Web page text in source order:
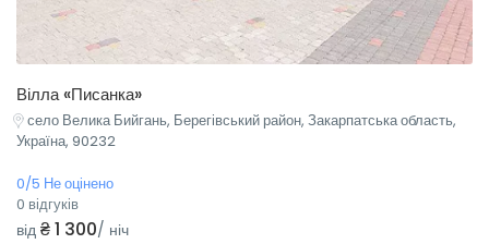
Вілла «Писанка»
село Велика Бийгань, Берегівський район, Закарпатська область,
Україна, 90232
0/5 Не оцінено
0 відгуків
від ₴ 1 300/ ніч